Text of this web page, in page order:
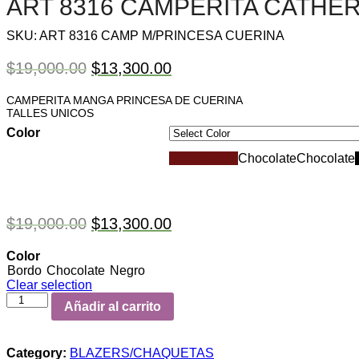
ART 8316 CAMPERITA
SKU: ART 8316 CAMP M/PRINCESA CUERINA
$19,000.00 $13,300.00
CAMPERITA MANGA PRINCESA DE CUERINA
TALLES UNICOS
Color
ChocolateChocolate
$19,000.00 $13,300.00
Color
Bordo Chocolate Negro
Clear selection
Añadir al carrito
Category: BLAZERS/CHAQUETAS